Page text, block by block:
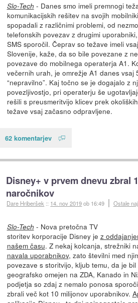
Slo-Tech - Danes smo imeli premnogi
komunikacijskih rešitev na svojih
spopadali z različnimi problemi, od
telefonskih povezav z drugimi
SMS sporočil. Čeprav so težave imeli
Slovenije, kaže, da so bile povezane z
povezave do mobilnega operaterja A1.
večernih urah, je omrežje A1 danes vsaj
“nepravilno”. Kaj točno se je dogajalo z
povezljivostjo, pri operaterju še
rešili s preusmeritvijo klicev prek
težave vsaj začasno odpravljene.
62 komentarjev
Disney+ v prvem dnevu zbral
naročnikov
Dare Hriberšek :: 14. nov 2019ob 16:49 Ostale
Slo-Tech - Nova pretočna TV
storitev korporacije Disney je z
našem času. Z nekaj kolcanja, strežniki
navala uporabnikov, zato številni med
povezave s storitvijo, kljub temu, da je
geografsko omejen na ZDA, Kanado in
podjetja so zdaj z nemalo ponosa
zbrali več kot 10 milijonov uporabnikov.